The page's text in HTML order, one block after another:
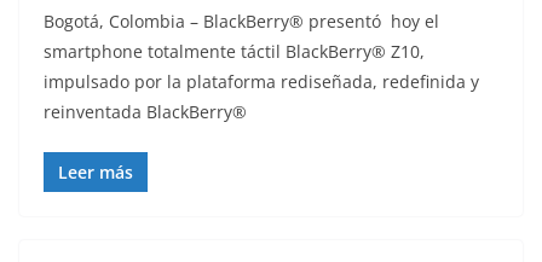
Bogotá, Colombia – BlackBerry® presentó hoy el
smartphone totalmente táctil BlackBerry® Z10,
impulsado por la plataforma rediseñada, redefinida y
reinventada BlackBerry®
Leer más